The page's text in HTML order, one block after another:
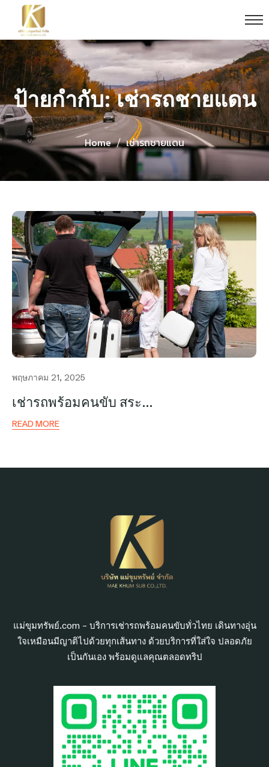
ป้ายกำกับ: เช่ารถชายแดน
Home / เช่ารถชายแดน
พฤษภาคม 21, 2025
เช่ารถพร้อมคนขับ สระ…
READ MORE
แม่ขุมทรัพย์.com – บริการเช่ารถพร้อมคนขับทั่วไทย เดินทางอุ่น
ใจเหมือนมีญาติไปด้วยทุกเส้นทาง ด้วยบริการที่ใส่ใจ ปลอดภัย
เป็นกันเอง พร้อมดูแลคุณตลอดทริป